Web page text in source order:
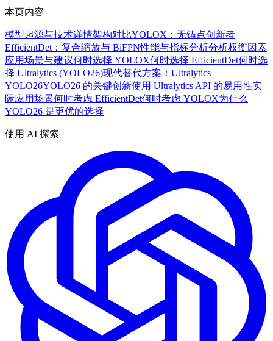
本页内容
模型起源与技术详情架构对比YOLOX：无锚点创新者
EfficientDet：复合缩放与 BiFPN性能与指标分析分析权衡因素
应用场景与建议何时选择 YOLOX何时选择 EfficientDet何时选
择 Ultralytics (YOLO26)现代替代方案：Ultralytics
YOLO26YOLO26 的关键创新使用 Ultralytics API 的易用性实
际应用场景何时考虑 EfficientDet何时考虑 YOLOX为什么
YOLO26 是更优的选择
使用 AI 探索